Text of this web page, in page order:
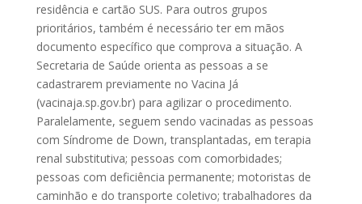
residência e cartão SUS. Para outros grupos
prioritários, também é necessário ter em mãos
documento específico que comprova a situação. A
Secretaria de Saúde orienta as pessoas a se
cadastrarem previamente no Vacina Já
(vacinaja.sp.gov.br) para agilizar o procedimento.
Paralelamente, seguem sendo vacinadas as pessoas
com Síndrome de Down, transplantadas, em terapia
renal substitutiva; pessoas com comorbidades;
pessoas com deficiência permanente; motoristas de
caminhão e do transporte coletivo; trabalhadores da